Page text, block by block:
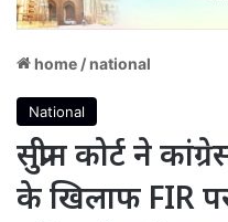
home /national
National
सुप्रीम कोर्ट ने
के खिलाफ FIR